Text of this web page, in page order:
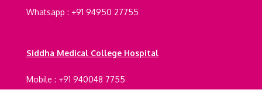
Whatsapp : +91 94950 27755
Siddha Medical College Hospital
Mobile : +91 940048 7755